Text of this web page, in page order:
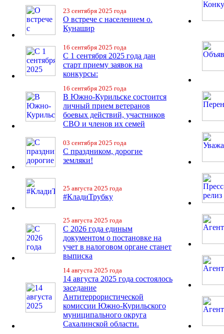
23 сентября 2025 года
О встрече с населением о.
Кунашир
16 сентября 2025 года
С 1 сентября 2025 года дан
старт приему заявок на
конкурсы:
16 сентября 2025 года
В Южно-Курильске состоится
личный прием ветеранов
боевых действий, участников
СВО и членов их семей
03 сентября 2025 года
С праздником, дорогие
земляки!
25 августа 2025 года
#КладиТрубку
25 августа 2025 года
С 2026 года единым
документом о постановке на
учет в налоговом органе станет
выписка
14 августа 2025 года
14 августа 2025 года состоялось
заседание
Антитеррористической
комиссии Южно-Курильского
муниципального округа
Сахалинской области.